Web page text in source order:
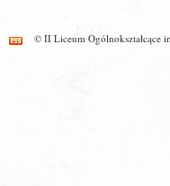
© II Liceum Ogólnokształcące